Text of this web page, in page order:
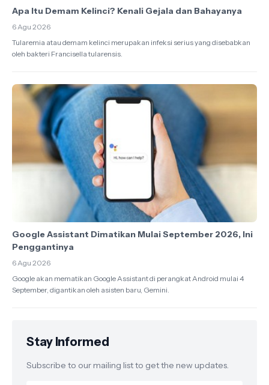
Apa Itu Demam Kelinci? Kenali Gejala dan Bahayanya
6 Agu 2026
Tularemia atau demam kelinci merupakan infeksi serius yang disebabkan
oleh bakteri Francisella tularensis.
Google Assistant Dimatikan Mulai September 2026, Ini
Penggantinya
6 Agu 2026
Google akan mematikan Google Assistant di perangkat Android mulai 4
September, digantikan oleh asisten baru, Gemini.
Stay Informed
Subscribe to our mailing list to get the new updates.